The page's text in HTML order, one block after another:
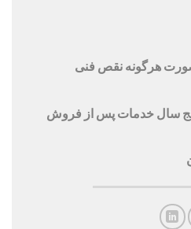
هرگونه نقص فنی